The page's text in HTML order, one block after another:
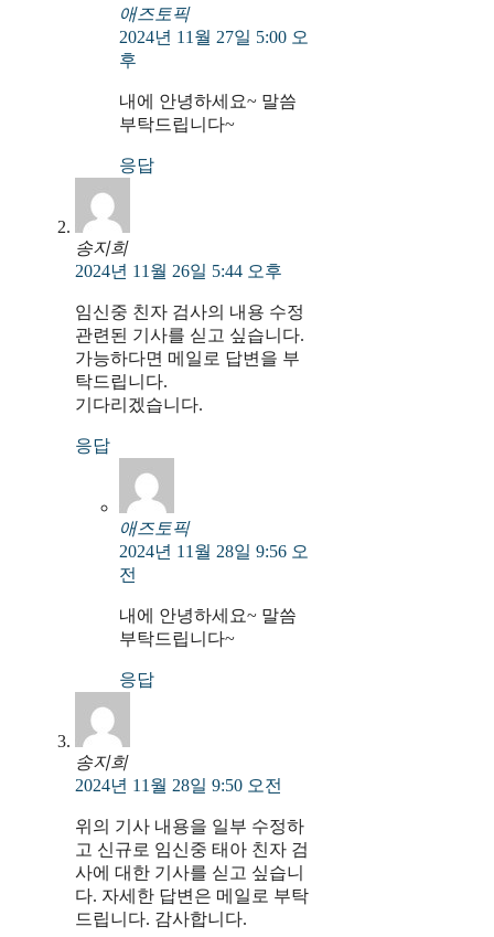
애즈토픽
2024년 11월 27일 5:00 오
후
내에 안녕하세요~ 말씀
부탁드립니다~
응답
송지희
2024년 11월 26일 5:44 오후
임신중 친자 검사의 내용 수정
관련된 기사를 싣고 싶습니다.
가능하다면 메일로 답변을 부
탁드립니다.
기다리겠습니다.
응답
애즈토픽
2024년 11월 28일 9:56 오
전
내에 안녕하세요~ 말씀
부탁드립니다~
응답
송지희
2024년 11월 28일 9:50 오전
위의 기사 내용을 일부 수정하
고 신규로 임신중 태아 친자 검
사에 대한 기사를 싣고 싶습니
다. 자세한 답변은 메일로 부탁
드립니다. 감사합니다.